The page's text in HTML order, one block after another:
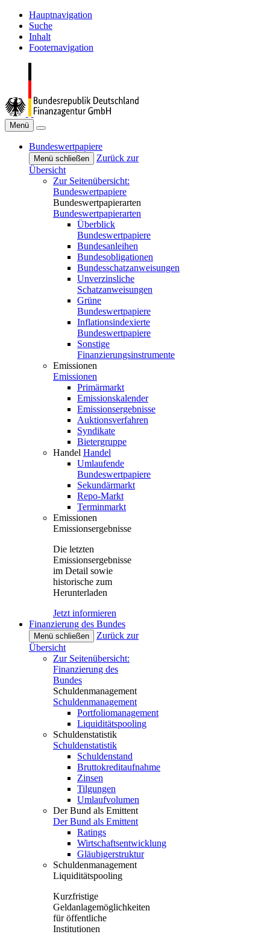
Hauptnavigation
Suche
Inhalt
Footernavigation
Menü
Bundeswertpapiere
Menü schließen
Zurück zur
Übersicht
Zur Seitenübersicht:
Bundeswertpapiere
Bundeswertpapierarten
Bundeswertpapierarten
Überblick
Bundeswertpapiere
Bundesanleihen
Bundesobligationen
Bundesschatzanweisungen
Unverzinsliche
Schatzanweisungen
Grüne
Bundeswertpapiere
Inflationsindexierte
Bundeswertpapiere
Sonstige
Finanzierungsinstrumente
Emissionen
Emissionen
Primärmarkt
Emissionskalender
Emissionsergebnisse
Auktionsverfahren
Syndikate
Bietergruppe
Handel Handel
Umlaufende
Bundeswertpapiere
Sekundärmarkt
Repo-Markt
Terminmarkt
Emissionen
Emissionsergebnisse
Die letzten
Emissionsergebnisse
im Detail sowie
historische zum
Herunterladen
Jetzt informieren
Finanzierung des Bundes
Menü schließen
Zurück zur
Übersicht
Zur Seitenübersicht:
Finanzierung des
Bundes
Schuldenmanagement
Schuldenmanagement
Portfoliomanagement
Liquiditätspooling
Schuldenstatistik
Schuldenstatistik
Schuldenstand
Bruttokreditaufnahme
Zinsen
Tilgungen
Umlaufvolumen
Der Bund als Emittent
Der Bund als Emittent
Ratings
Wirtschaftsentwicklung
Gläubigerstruktur
Schuldenmanagement
Liquiditätspooling
Kurzfristige
Geldanlagemöglichkeiten
für öffentliche
Institutionen